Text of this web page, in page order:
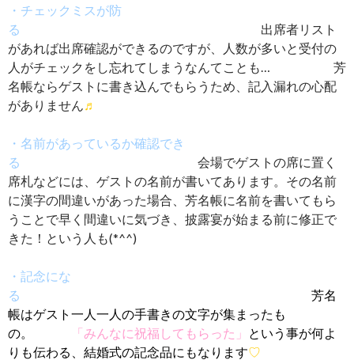
・チェックミスが防
る 出席者リスト
があれば出席確認ができるのですが、人数が多いと受付の
人がチェックをし忘れてしまうなんてことも… 芳
名帳ならゲストに書き込んでもらうため、記入漏れの心配
がありません♬
・名前があっているか確認でき
る
会場でゲストの席に置く
席札などには、ゲストの名前が書いてあります。その名前
に漢字の間違いがあった場合、芳名帳に名前を書いてもら
うことで早く間違いに気づき、披露宴が始まる前に修正で
きた！という人も(*^^)
・記念にな
る
芳名
帳はゲスト一人一人の手書きの文字が集まったも
の。
「みんなに祝福してもらった」 という事が何よ
りも伝わる、結婚式の記念品にもなります♡